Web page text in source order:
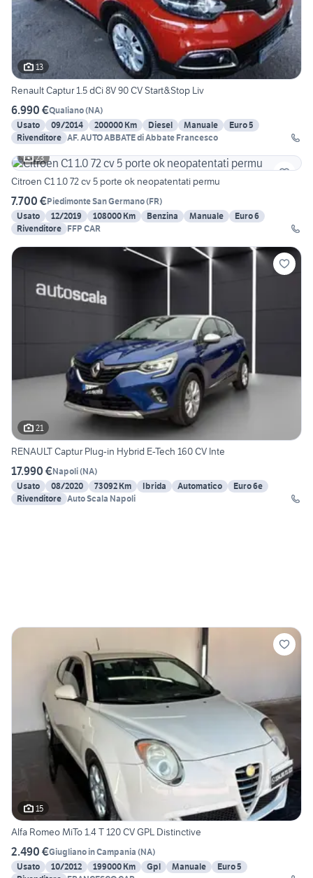
13
Renault Captur 1.5 dCi 8V 90 CV Start&Stop Liv
6.990 €Qualiano(NA)
Usato
09/2014 200000 Km Diesel Manuale
Euro 5
Rivenditore AF. AUTO ABBATE di Abbate Francesco
23
Citroen C1 1.0 72 cv 5 porte ok neopatentati permu
7.700 €Piedimonte San Germano(FR)
Usato
12/2019 108000 Km Benzina Manuale
Euro 6
Rivenditore FFP CAR
21
RENAULT Captur Plug-in Hybrid E-Tech 160 CV Inte
17.990 €Napoli(NA)
Usato
08/2020 73092 Km Ibrida Automatico
Euro 6e
Rivenditore Auto Scala Napoli
15
Alfa Romeo MiTo 1.4 T 120 CV GPL Distinctive
2.490 €Giugliano in Campania (NA)
Usato
10/2012 199000 Km Gpl Manuale
Euro 5